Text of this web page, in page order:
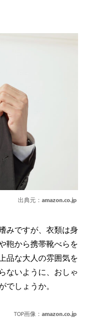
出典元： amazon.co.jp
みですが、衣類は身
鞄から携帯靴べらを
品な大人の雰囲気を
ないように、おしゃ
でしょうか。
TOP画像： amazon.co.jp